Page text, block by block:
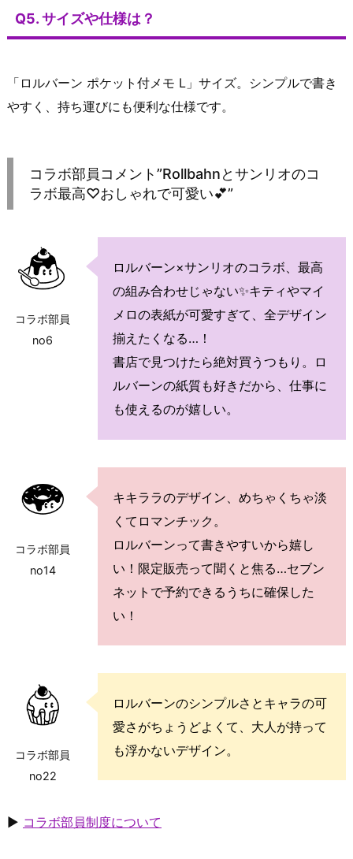
Q5. サイズや仕様は？
「ロルバーン ポケット付メモ L」サイズ。シンプルで書き
やすく、持ち運びにも便利な仕様です。
コラボ部員コメント”Rollbahnとサンリオのコ
ラボ最高♡おしゃれで可愛い💕”
コラボ部員
no6
ロルバーン×サンリオのコラボ、最高
の組み合わせじゃない✨キティやマイ
メロの表紙が可愛すぎて、全デザイン
揃えたくなる…！
書店で見つけたら絶対買うつもり。ロ
ルバーンの紙質も好きだから、仕事に
も使えるのが嬉しい。
コラボ部員
no14
キキララのデザイン、めちゃくちゃ淡
くてロマンチック。
ロルバーンって書きやすいから嬉し
い！限定販売って聞くと焦る…セブン
ネットで予約できるうちに確保した
い！
コラボ部員
no22
ロルバーンのシンプルさとキャラの可
愛さがちょうどよくて、大人が持って
も浮かないデザイン。
▶ コラボ部員制度について